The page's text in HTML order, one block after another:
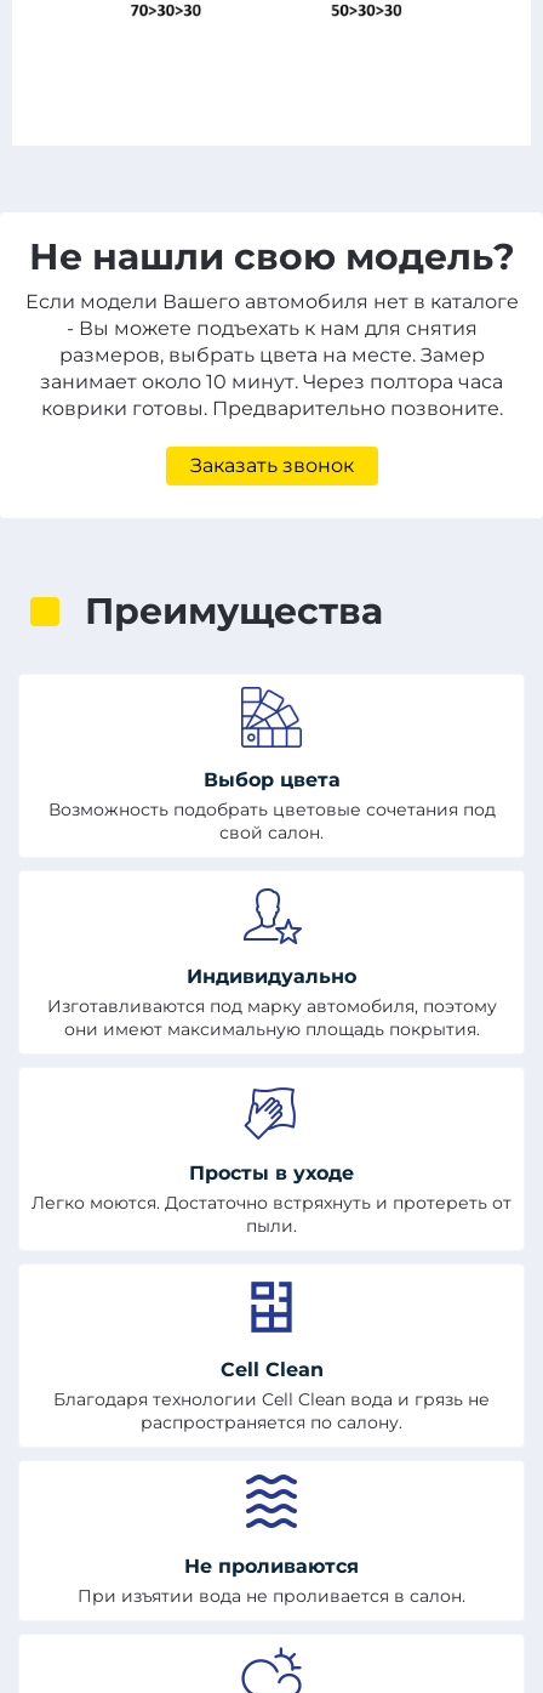
Не нашли свою модель?
Если модели Вашего автомобиля нет в каталоге
- Вы можете подъехать к нам для снятия
размеров, выбрать цвета на месте. Замер
занимает около 10 минут. Через полтора часа
коврики готовы. Предварительно позвоните.
Заказать звонок
Преимущества
Выбор цвета
Возможность подобрать цветовые сочетания под
свой салон.
Индивидуально
Изготавливаются под марку автомобиля, поэтому
они имеют максимальную площадь покрытия.
Просты в уходе
Легко моются. Достаточно встряхнуть и протереть от
пыли.
Cell Clean
Благодаря технологии Cell Clean вода и грязь не
распространяется по салону.
Не проливаются
При изъятии вода не проливается в салон.